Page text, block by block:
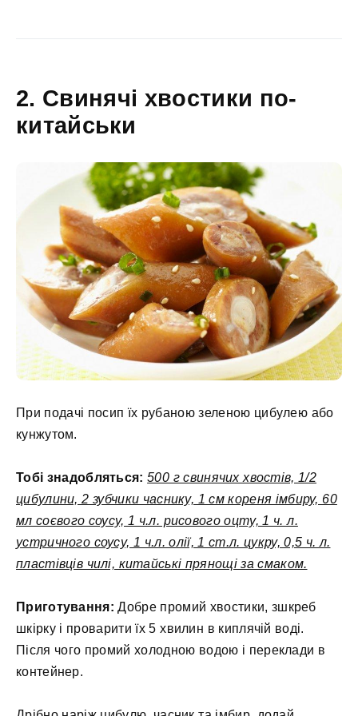
2. Свинячі хвостики по-
китайськи
При подачі посип їх рубаною зеленою цибулею або
кунжутом.
Тобі знадобляться: 500 г свинячих хвостів, 1/2
цибулини, 2 зубчики часнику, 1 см кореня імбиру, 60
мл соєвого соусу, 1 ч.л. рисового оцту, 1 ч. л.
устричного соусу, 1 ч.л. олії, 1 ст.л. цукру, 0,5 ч. л.
пластівців чилі, китайські прянощі за смаком.
Приготування: Добре промий хвостики, зшкреб
шкірку і проварити їх 5 хвилин в киплячій воді.
Після чого промий холодною водою і переклади в
контейнер.